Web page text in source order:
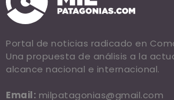
Portal de noticias radicado en
Una propuesta de análisis a la
alcance nacional e internacional.
Email: milpatagonias@gmail.com